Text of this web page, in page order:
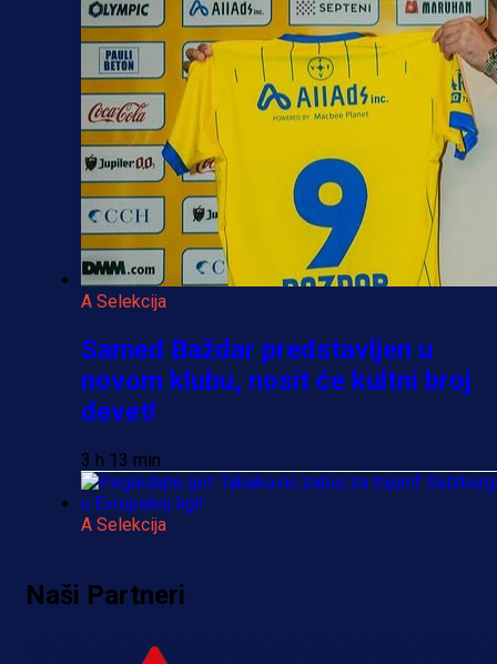
A Selekcija
Samed Baždar predstavljen u
novom klubu, nosit će kultni broj
devet!
3 h 13 min
A Selekcija
trijumf Salzburga u Evropskoj ligi!
7 h 22 sekunda
Naši Partneri